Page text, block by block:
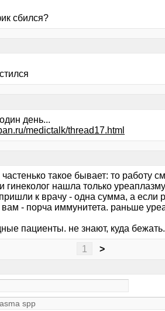
сбился?
день...
medictalk/thread17.html
такое бывает: то работу
гинеколог нашла только
к врачу - одна сумма, а если
вам - порча иммунитета. раньше
пациенты. не знают, куда бежать.
1 >